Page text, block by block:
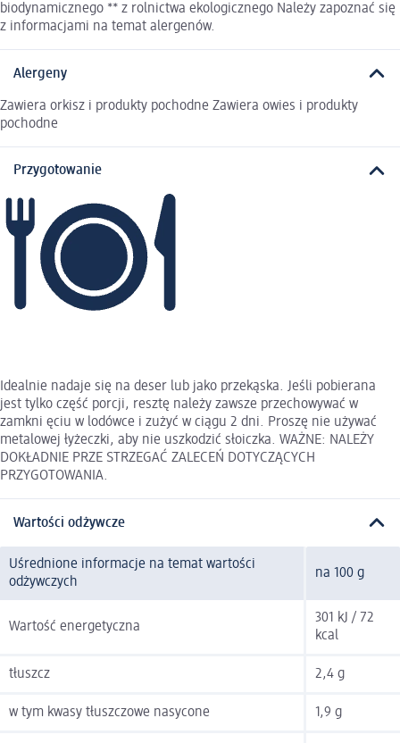
biodynamicznego ** z rolnictwa ekologicznego Należy zapoznać się
z informacjami na temat alergenów.
Alergeny
Zawiera orkisz i produkty pochodne Zawiera owies i produkty
pochodne
Przygotowanie
Idealnie nadaje się na deser lub jako przekąska. Jeśli pobierana
jest tylko część porcji, resztę należy zawsze przechowywać w
zamkni ęciu w lodówce i zużyć w ciągu 2 dni. Proszę nie używać
metalowej łyżeczki, aby nie uszkodzić słoiczka. WAŻNE: NALEŻY
DOKŁADNIE PRZE STRZEGAĆ ZALECEŃ DOTYCZĄCYCH
PRZYGOTOWANIA.
Wartości odżywcze
Uśrednione informacje na temat wartości
odżywczych
na 100 g
Wartość energetyczna
301 kJ / 72
kcal
tłuszcz 2,4 g
w tym kwasy tłuszczowe nasycone 1,9 g